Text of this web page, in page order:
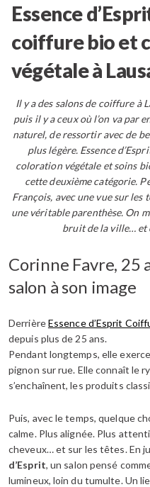
Essence
coiffure bio et
végétale à
Il y a des salons de coiffure à
puis il y a ceux où l’on va par
naturel, de ressortir avec de
plus légère. Essence
coloration végétale et soins
cette deuxième catégorie.
François, avec une vue sur les
une véritable parenthèse. On
bruit de la ville… et
Corinne Favre, 25
salon à son image
DerrièreEssence d’Esprit
depuis plus de 25 ans.
Pendant longtemps, elle
pignon sur rue. Elle connaît le
s’enchaînent, les produits
Puis, avec le temps, quelque
calme. Plus alignée. Plus
cheveux… et sur les têtes. En
d’Esprit, un salon pensé
lumineux, loin du tumulte. Un